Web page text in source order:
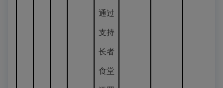
通过
支持
长者
食堂